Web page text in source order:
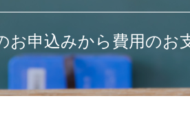
お申込みから費用のお